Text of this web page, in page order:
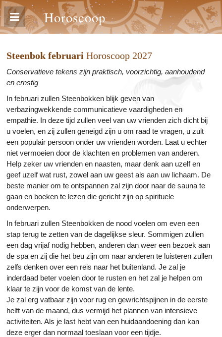
Horoscoop
Steenbok februari Horoscoop 2027
Conservatieve tekens zijn praktisch, voorzichtig, aanhoudend
en ernstig
In februari zullen Steenbokken blijk geven van
verbazingwekkende communicatieve vaardigheden en
empathie. In deze tijd zullen veel van uw vrienden zich dicht bij
u voelen, en zij zullen geneigd zijn u om raad te vragen, u zult
een populair persoon onder uw vrienden worden. Laat u echter
niet vermoeien door de klachten en problemen van anderen.
Help zeker uw vrienden en naasten, maar denk aan uzelf en
geef uzelf wat rust, zowel aan uw geest als aan uw lichaam. De
beste manier om te ontspannen zal zijn door naar de sauna te
gaan en boeken te lezen die gericht zijn op spirituele
onderwerpen.
In februari zullen Steenbokken de nood voelen om even een
stap terug te zetten van de dagelijkse sleur. Sommigen zullen
een dag vrijaf nodig hebben, anderen dan weer een bezoek aan
de spa en zij die het beu zijn om naar anderen te luisteren zullen
zelfs denken over een reis naar het buitenland. Je zal je
inderdaad beter voelen door te rusten en het zal je helpen om
klaar te zijn voor de komst van de lente.
Je zal erg vatbaar zijn voor rug en gewrichtspijnen in de eerste
helft van de maand, dus vermijd het plannen van intensieve
activiteiten. Als je last hebt van een huidaandoening dan kan
deze erger dan normaal toeslaan voor een tijdje.